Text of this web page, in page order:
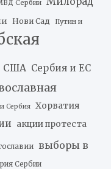
Сербии
Нови Сад Путин и
США Сербия и ЕС
Сербия Хорватия
акции протеста
выборы в
Сербии